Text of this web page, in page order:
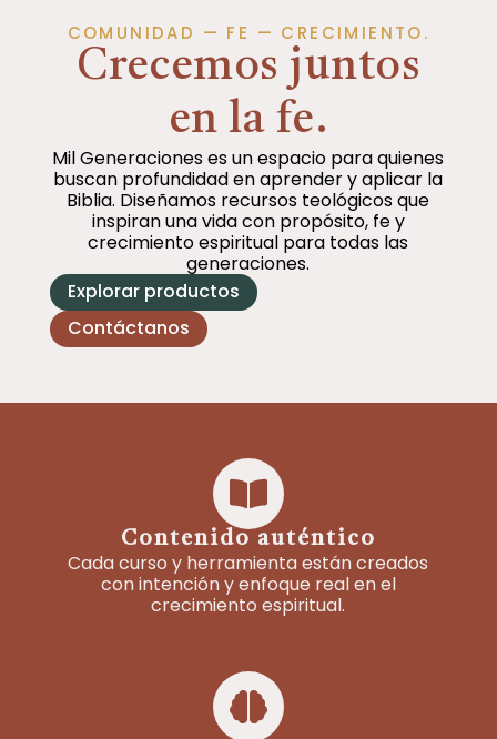
COMUNIDAD — FE — CRECIMIENTO.
Crecemos juntos
en la fe.
Mil Generaciones es un espacio para quienes
buscan profundidad en aprender y aplicar la
Biblia. Diseñamos recursos teológicos que
inspiran una vida con propósito, fe y
crecimiento espiritual para todas las
generaciones.
Explorar productos
Contáctanos
Contenido auténtico
Cada curso y herramienta están creados
con intención y enfoque real en el
crecimiento espiritual.